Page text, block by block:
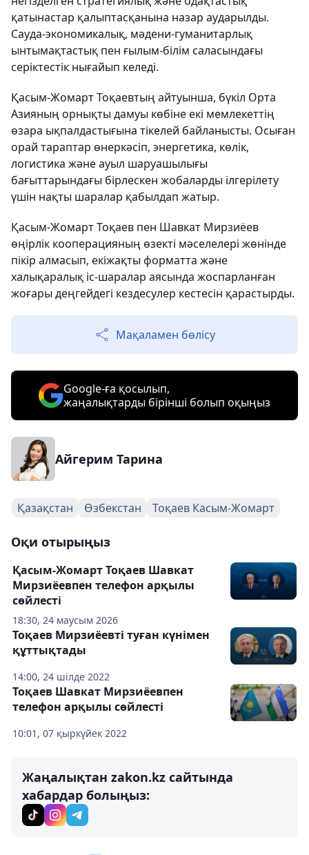
қатынастар қалыптасқанына назар аударылды.
Сауда-экономикалық, мәдени-гуманитарлық
ынтымақтастық пен ғылым-білім саласындағы
серіктестік нығайып келеді.
Қасым-Жомарт Тоқаевтың айтуынша, бүкіл Орта
Азияның орнықты дамуы көбіне екі мемлекеттің
өзара ықпалдастығына тікелей байланысты. Осыған
орай тараптар өнеркәсіп, энергетика, көлік,
логистика және ауыл шаруашылығы
бағыттарындағы бірлескен жобаларды ілгерілету
үшін нақты шаралар қабылдап жатыр.
Қасым-Жомарт Тоқаев пен Шавкат Мирзиёев
өңірлік кооперацияның өзекті мәселелері жөнінде
пікір алмасып, екіжақты форматта және
халықаралық іс-шаралар аясында жоспарланған
жоғары деңгейдегі кездесулер кестесін қарастырды.
Мақаламен бөлісу
Google-ға қосылып,
жаңалықтарды бірінші болып оқыңыз
Айгерим Тарина
Қазақстан Өзбекстан Тоқаев Касым-Жомарт
Оқи отырыңыз
18:30, 24 маусым 2026
Қасым-Жомарт Тоқаев Шавкат
Мирзиёевпен телефон арқылы
сөйлесті
14:00, 24 шілде 2022
Тоқаев Мирзиёевті туған күнімен
құттықтады
10:01, 07 қыркүйек 2022
Тоқаев Шавкат Мирзиёевпен
телефон арқылы сөйлесті
Жаңалықтан zakon.kz сайтында
хабардар болыңыз: